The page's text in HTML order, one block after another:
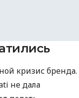
кризис бренда.
не дала